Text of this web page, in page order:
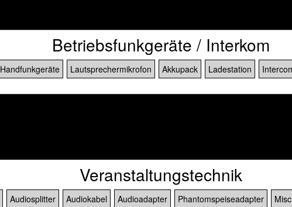
Betriebsfunkgeräte / Interkom
Handfunkgeräte Lautsprechermikrofon Akkupack Ladestation
Veranstaltungstechnik
Audiosplitter Audiokabel Audioadapter Phantomspeiseadapter